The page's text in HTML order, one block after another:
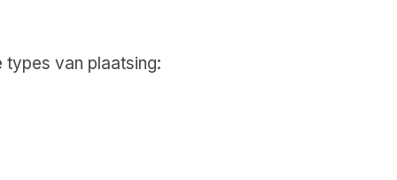
types van plaatsing: